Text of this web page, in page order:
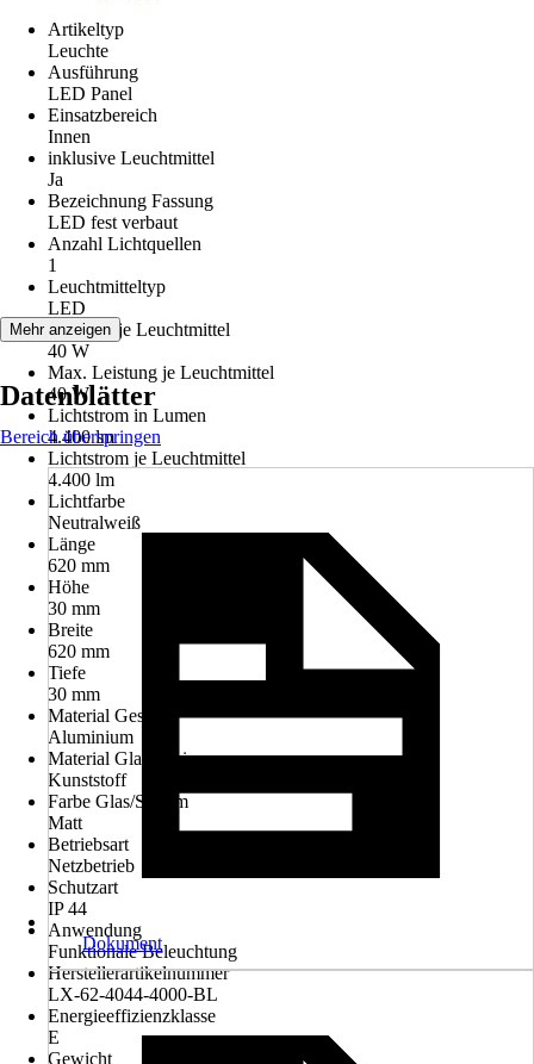
Artikeltyp
Leuchte
Ausführung
LED Panel
Einsatzbereich
Innen
inklusive Leuchtmittel
Ja
Bezeichnung Fassung
LED fest verbaut
Anzahl Lichtquellen
1
Leuchtmitteltyp
LED
Leistung je Leuchtmittel
40 W
Max. Leistung je Leuchtmittel
40 W
Lichtstrom in Lumen
4.400 lm
Lichtstrom je Leuchtmittel
4.400 lm
Lichtfarbe
Neutralweiß
Länge
620 mm
Höhe
30 mm
Breite
620 mm
Tiefe
30 mm
Material Gestell
Aluminium
Material Glas/Schirm
Kunststoff
Farbe Glas/Schirm
Matt
Betriebsart
Netzbetrieb
Schutzart
IP 44
Anwendung
Funktionale Beleuchtung
Herstellerartikelnummer
LX-62-4044-4000-BL
Energieeffizienzklasse
E
Gewicht
Mehr anzeigen
Datenblätter
Bereich überspringen
Dokument